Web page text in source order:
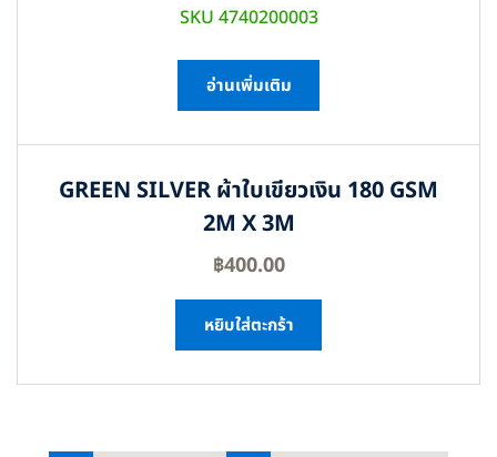
SKU 4740200003
อ่านเพิ่มเติม
GREEN SILVER ผ้าใบเขียวเงิน 180 GSM
2M X 3M
฿400.00
หยิบใส่ตะกร้า